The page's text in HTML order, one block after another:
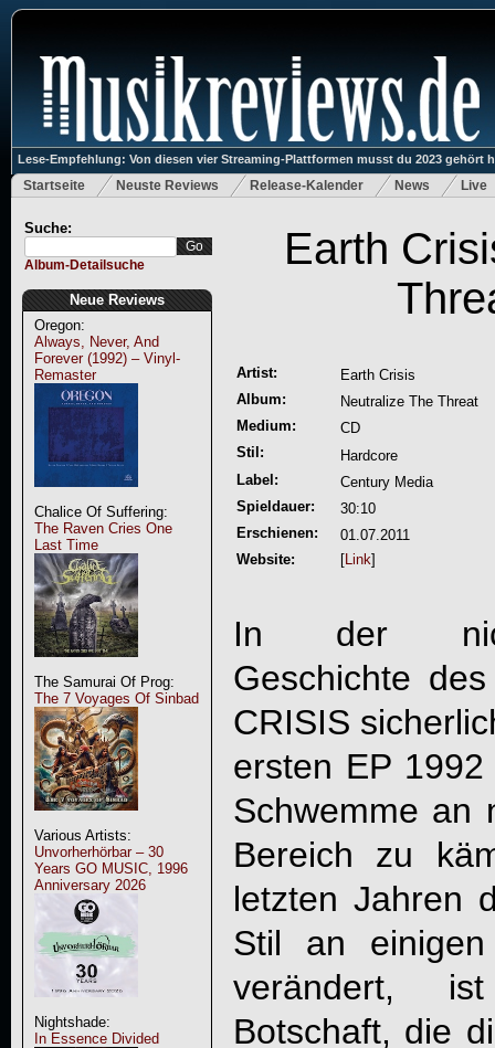
Lese-Empfehlung: Von diesen vier Streaming-Plattformen musst du 2023 gehört
Startseite Neuste Reviews Release-Kalender News Live
Suche:
Album-Detailsuche
Neue Reviews
Oregon:
Always, Never, And
Forever (1992) – Vinyl-
Remaster
Chalice Of Suffering:
The Raven Cries One
Last Time
The Samurai Of Prog:
The 7 Voyages Of Sinbad
Various Artists:
Unvorherhörbar – 30
Years GO MUSIC, 1996
Anniversary 2026
Nightshade:
In Essence Divided
Earth
Artist:
Earth Crisis
Album:
Neutralize The Threat
Medium:
CD
Stil:
Hardcore
Label:
Century Media
Spieldauer:
30:10
Erschienen:
01.07.2011
Website:
[Link]
In der nicht-
Geschichte
CRISIS
ersten EP
Schwemme an
Bereich zu
letzten Jahren
Stil an
verändert,
Botschaft, die